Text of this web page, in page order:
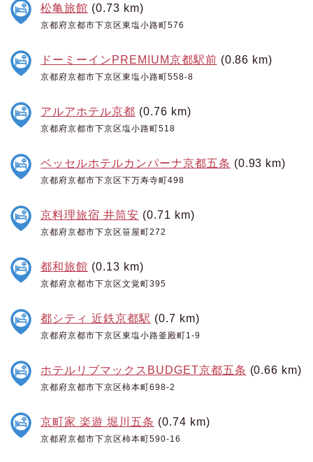
松亀旅館 (0.73 km)
京都府京都市下京区東塩小路町576
ドーミーインPREMIUM京都駅前 (0.86 km)
京都府京都市下京区東塩小路町558-8
アルアホテル京都 (0.76 km)
京都府京都市下京区塩小路町518
ベッセルホテルカンパーナ京都五条 (0.93 km)
京都府京都市下京区下万寿寺町498
京料理旅宿 井筒安 (0.71 km)
京都府京都市下京区笹屋町272
都和旅館 (0.13 km)
京都府京都市下京区文覚町395
都シティ 近鉄京都駅 (0.7 km)
京都府京都市下京区東塩小路釜殿町1-9
ホテルリブマックスBUDGET京都五条 (0.66 km)
京都府京都市下京区柿本町698-2
京町家 楽遊 堀川五条 (0.74 km)
京都府京都市下京区柿本町590-16